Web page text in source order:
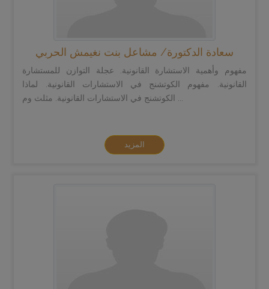
سعادة الدكتورة/ مشاعل بنت نغيمش الحربي
مفهوم وأهمية الاستشارة القانونية. عجلة التوازن للمستشارة
القانونية. مفهوم الكوتشنج في الاستشارات القانونية. لماذا
المزيد